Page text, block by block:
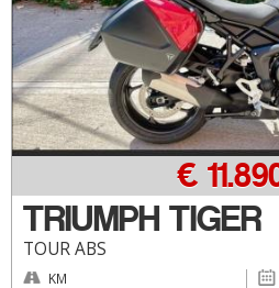
TRIUMPH TIGER
TOUR ABS
€
KM